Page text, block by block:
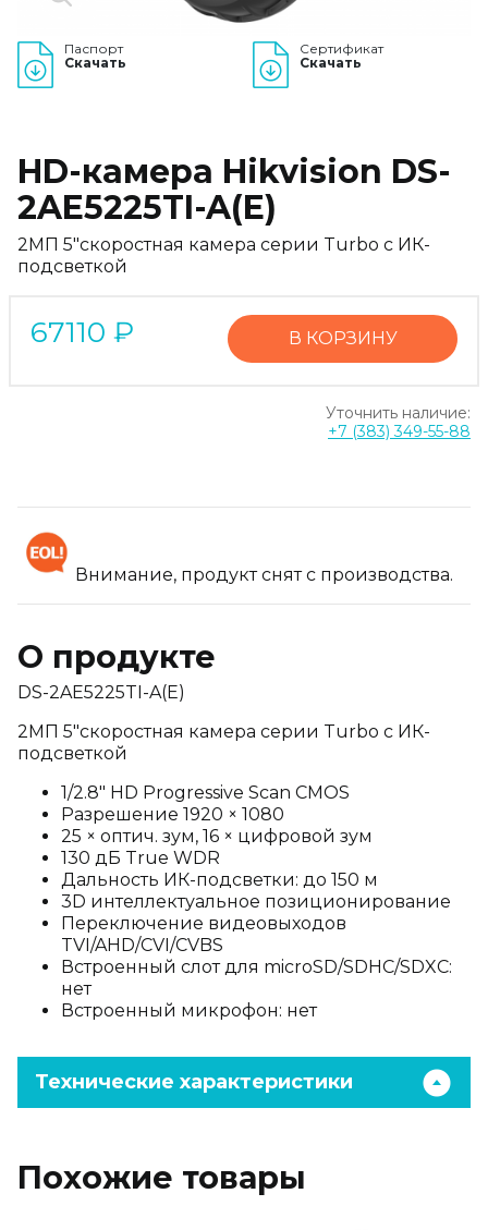
Паспорт
Скачать
Сертификат
Скачать
HD-камера Hikvision DS-
2AE5225TI-A(E)
2МП 5″скоростная камера серии Turbo с ИК-
подсветкой
67110 ₽ В КОРЗИНУ
Уточнить наличие:
+7 (383) 349-55-88
Внимание, продукт снят с производства.
О продукте
DS-2AE5225TI-A(E)
2МП 5″скоростная камера серии Turbo с ИК-
подсветкой
1/2.8" HD Progressive Scan CMOS
Разрешение 1920 × 1080
25 × оптич. зум, 16 × цифровой зум
130 дБ True WDR
Дальность ИК-подсветки: до 150 м
3D интеллектуальное позиционирование
Переключение видеовыходов
TVI/AHD/CVI/CVBS
Встроенный слот для microSD/SDHC/SDXC:
нет
Встроенный микрофон: нет
Технические характеристики
Похожие товары